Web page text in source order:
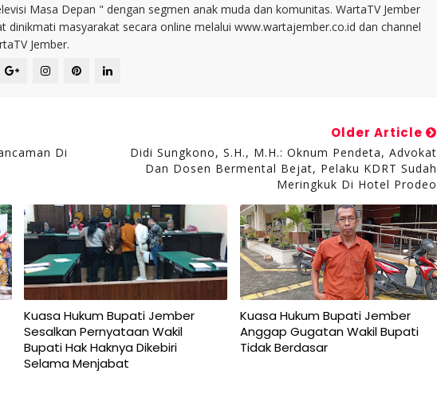
Masa Depan " dengan segmen anak muda dan komunitas. WartaTV Jember
dinikmati masyarakat secara online melalui www.wartajember.co.id dan channel
Jember.
Di
Older Article
Didi Sungkono, S.H., M.H.: Oknum Pendeta, Advokat
Dan Dosen Bermental Bejat, Pelaku KDRT Sudah
Meringkuk Di Hotel Prodeo
Kuasa Hukum Bupati Jember
Sesalkan Pernyataan Wakil
Bupati Hak Haknya Dikebiri
Selama Menjabat
Kuasa Hukum Bupati Jember
Anggap Gugatan Wakil Bupati
Tidak Berdasar